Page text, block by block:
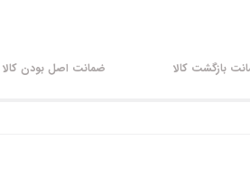
بازگشت کالا ضمانت اصل بودن کالا